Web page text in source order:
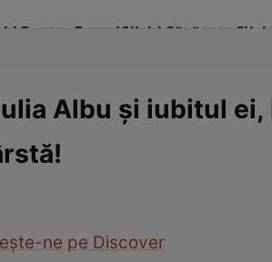
Pentru FemeiClick! Sănătate
Albu și iubitul ei,
ne pe Discover